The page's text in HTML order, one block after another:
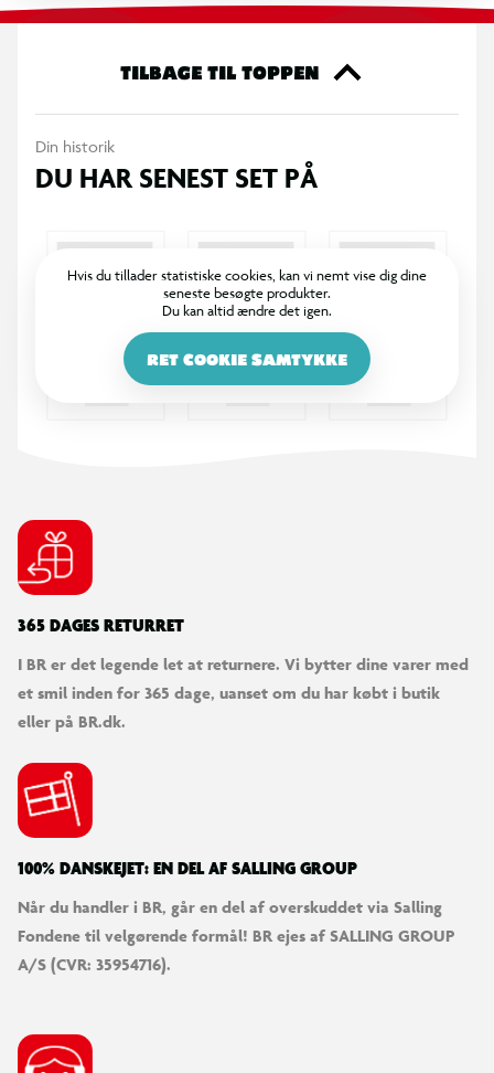
farvevarianter: rosa, lilla og grøn.
TILBAGE TIL TOPPEN
Din historik
DU HAR SENEST SET PÅ
Hvis du tillader statistiske cookies, kan vi nemt vise dig dine
seneste besøgte produkter.
Du kan altid ændre det igen.
RET COOKIE SAMTYKKE
365 DAGES RETURRET
I BR er det legende let at returnere. Vi bytter dine varer med
et smil inden for 365 dage, uanset om du har købt i butik
eller på BR.dk.
100% DANSKEJET: EN DEL AF SALLING GROUP
Når du handler i BR, går en del af overskuddet via Salling
Fondene til velgørende formål! BR ejes af SALLING GROUP
A/S (CVR: 35954716).